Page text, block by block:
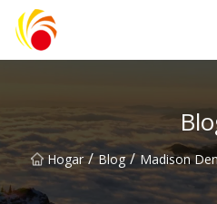
Artículos de laboratorio de
Hogar / Blog / Madison